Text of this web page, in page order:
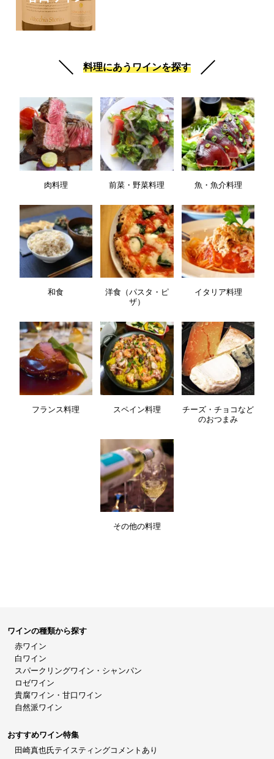
料理にあうワインを探す
肉料理 前菜・野菜料理 魚・魚介料理
和食
洋食（パスタ・ピ
ザ）
イタリア料理
フランス料理 スペイン料理
チーズ・チョコなど
のおつまみ
その他の料理
ワインの種類から探す
赤ワイン
白ワイン
スパークリングワイン・シャンパン
ロゼワイン
貴腐ワイン・甘口ワイン
自然派ワイン
おすすめワイン特集
田崎真也氏テイスティングコメントあり